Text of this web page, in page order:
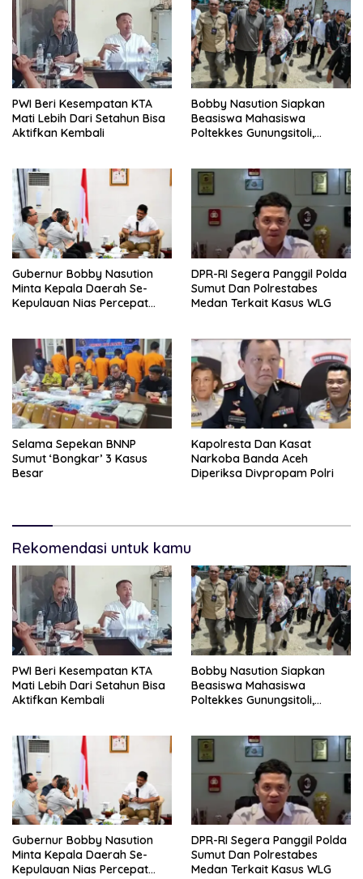
PWI Beri Kesempatan KTA
Mati Lebih Dari Setahun Bisa
Aktifkan Kembali
Bobby Nasution Siapkan
Beasiswa Mahasiswa
Poltekkes Gunungsitoli,
Gubernur Bobby Nasution
Minta Kepala Daerah Se-
Kepulauan Nias Percepat
DPR-RI Segera Panggil Polda
Sumut Dan Polrestabes
Medan Terkait Kasus WLG
Selama Sepekan BNNP
Sumut ‘Bongkar’ 3 Kasus
Besar
Kapolresta Dan Kasat
Narkoba Banda Aceh
Diperiksa Divpropam Polri
Rekomendasi untuk kamu
PWI Beri Kesempatan KTA
Mati Lebih Dari Setahun Bisa
Aktifkan Kembali
Bobby Nasution Siapkan
Beasiswa Mahasiswa
Poltekkes Gunungsitoli,
Gubernur Bobby Nasution
Minta Kepala Daerah Se-
Kepulauan Nias Percepat
DPR-RI Segera Panggil Polda
Sumut Dan Polrestabes
Medan Terkait Kasus WLG